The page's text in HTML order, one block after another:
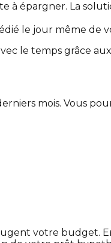
à épargner. La
le jour même de
le temps grâce
mois. Vous
votre budget.